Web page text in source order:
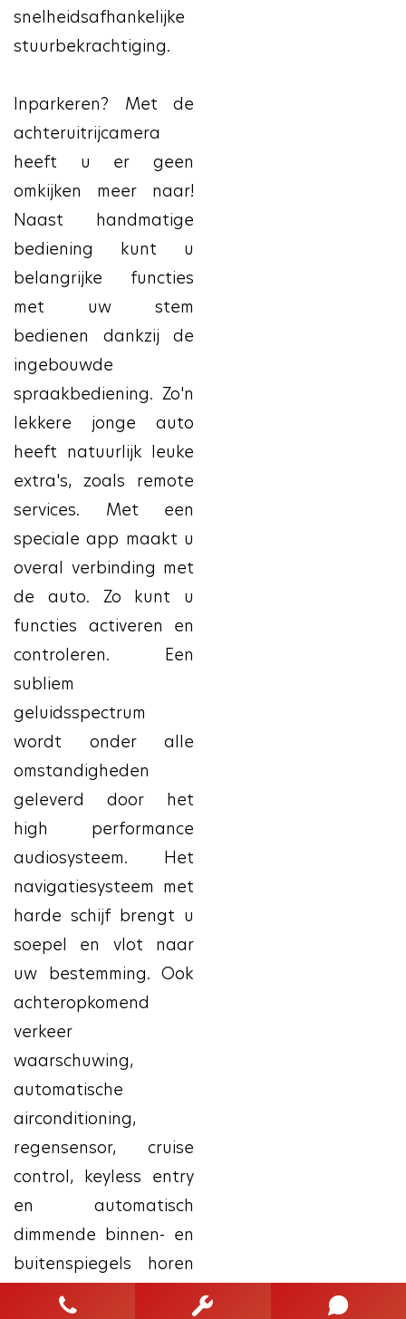
snelheidsafhankelijke
stuurbekrachtiging.
Inparkeren? Met de
achteruitrijcamera
heeft u er geen
omkijken meer naar!
Naast handmatige
bediening kunt u
belangrijke functies
met uw stem
bedienen dankzij de
ingebouwde
spraakbediening. Zo'n
lekkere jonge auto
heeft natuurlijk leuke
extra's, zoals remote
services. Met een
speciale app maakt u
overal verbinding met
de auto. Zo kunt u
functies activeren en
controleren. Een
subliem
geluidsspectrum
wordt onder alle
omstandigheden
geleverd door het
high performance
audiosysteem. Het
navigatiesysteem met
harde schijf brengt u
soepel en vlot naar
uw bestemming. Ook
achteropkomend
verkeer
waarschuwing,
automatische
airconditioning,
regensensor, cruise
control, keyless entry
en automatisch
dimmende binnen- en
buitenspiegels horen
tot de voorzieningen